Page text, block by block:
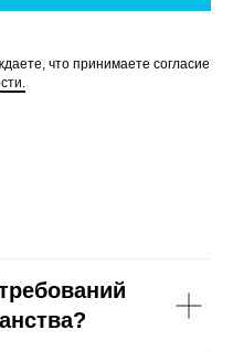
что принимаете согласие